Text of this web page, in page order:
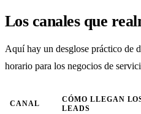
Los canales que
Aquí hay un desglose práctico de
horario para los negocios de
CANAL
CÓMO LLEGAN
LEADS